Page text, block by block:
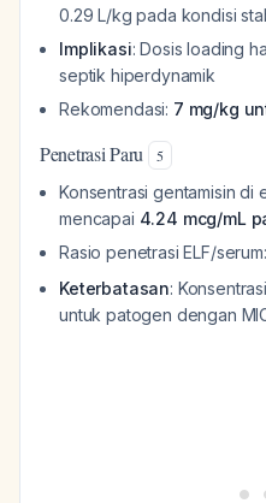
0.29 L/kg pada kondisi
Implikasi: Dosis loading
septik hiperdynamik
Rekomendasi: 7 mg/kg
Penetrasi Paru 5
Konsentrasi gentamisin di
mencapai 4.24 mcg/mL
Rasio penetrasi ELF/serum:
Keterbatasan:
untuk patogen dengan